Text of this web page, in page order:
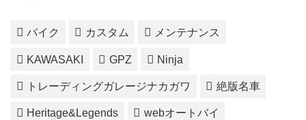
バイク カスタム メンテナンス
KAWASAKI GPZ Ninja
トレーディングガレージナカガワ 絶版名車
Heritage&Legends webオートバイ